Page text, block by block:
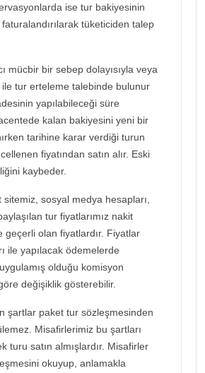
ise tur bakiyesinin
faturalandırılarak tüketiciden talep
mücbir bir sebep dolayısıyla veya
ile tur erteleme talebinde bulunur
yapılabileceği süre
kalan bakiyesini yeni bir
tarihine karar verdiği turun
fiyatından satın alır. Eski
kaybeder.
sitemiz, sosyal medya hesapları,
tur fiyatlarımız nakit
geçerli olan fiyatlardır. Fiyatlar
ile yapılacak ödemelerde
olduğu komisyon
değişiklik gösterebilir.
şartlar paket tur sözleşmesinden
Misafirlerimiz bu şartları
turu satın almışlardır. Misafirler
okuyup, anlamakla